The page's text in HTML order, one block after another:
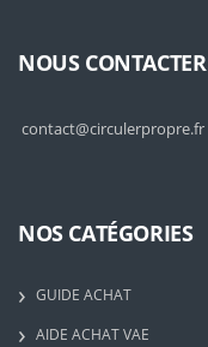
NOUS CONTACTER
contact@circulerpropre.fr
NOS CATÉGORIES
GUIDE ACHAT
AIDE ACHAT VAE